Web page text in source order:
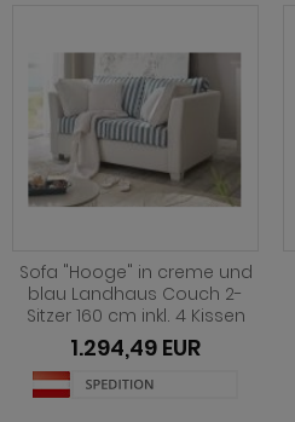
Sofa "Hooge" in creme und
blau Landhaus Couch 2-
Sitzer 160 cm inkl. 4 Kissen
1.294,49 EUR